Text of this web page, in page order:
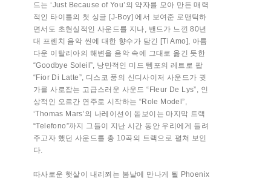
드는 ‘Just Because of You’의 약자를 모아 만든 매력
적인 타이틀의 첫 싱글 [J-Boy] 에서 보여준 로맨틱하
면서도 초현실적인 사운드를 지나, 밴드가 느낀 80년
대 프렌치 음악 씬에 대한 향수가 담긴 [Ti Amo], 아름
다운 이탈리아의 해변을 음악 속에 그대로 옮긴 듯한
“Goodbye Soleil”, 낭만적인 미드 템포의 레트로 팝
“Fior Di Latte”, 디스코 풍의 신디사이저 사운드가 귓
가를 사로잡는 고급스러운 사운드 “Fleur De Lys”, 인
상적인 오르간 연주로 시작하는 “Role Model”,
‘Thomas Mars’의 나레이션이 돋보이는 마지막 트랙
“Telefono”까지 그들이 지난 시간 동안 우리에게 들려
주고자 했던 사운드를 총 10곡의 트랙으로 펼쳐 보인
다.
따사로운 햇살이 내리쬐는 봄날에 만나게 될 Phoenix